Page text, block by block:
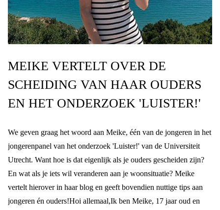
MEIKE VERTELT OVER DE
SCHEIDING VAN HAAR OUDERS
EN HET ONDERZOEK 'LUISTER!'
We geven graag het woord aan Meike, één van de jongeren in het
jongerenpanel van het onderzoek 'Luister!' van de Universiteit
Utrecht. Want hoe is dat eigenlijk als je ouders gescheiden zijn?
En wat als je iets wil veranderen aan je woonsituatie? Meike
vertelt hierover in haar blog en geeft bovendien nuttige tips aan
jongeren én ouders!Hoi allemaal,Ik ben Meike, 17 jaar oud en